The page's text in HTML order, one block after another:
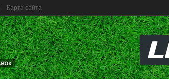
Карта сайта